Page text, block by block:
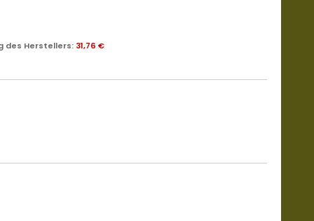
des Herstellers: 31,76 €